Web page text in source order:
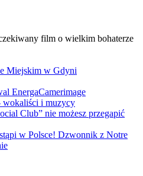
film o wielkim bohaterze
Miejskim w Gdyni
EnergaCamerimage
wokaliści i muzycy
Club” nie możesz przegapić
w Polsce! Dzwonnik z Notre